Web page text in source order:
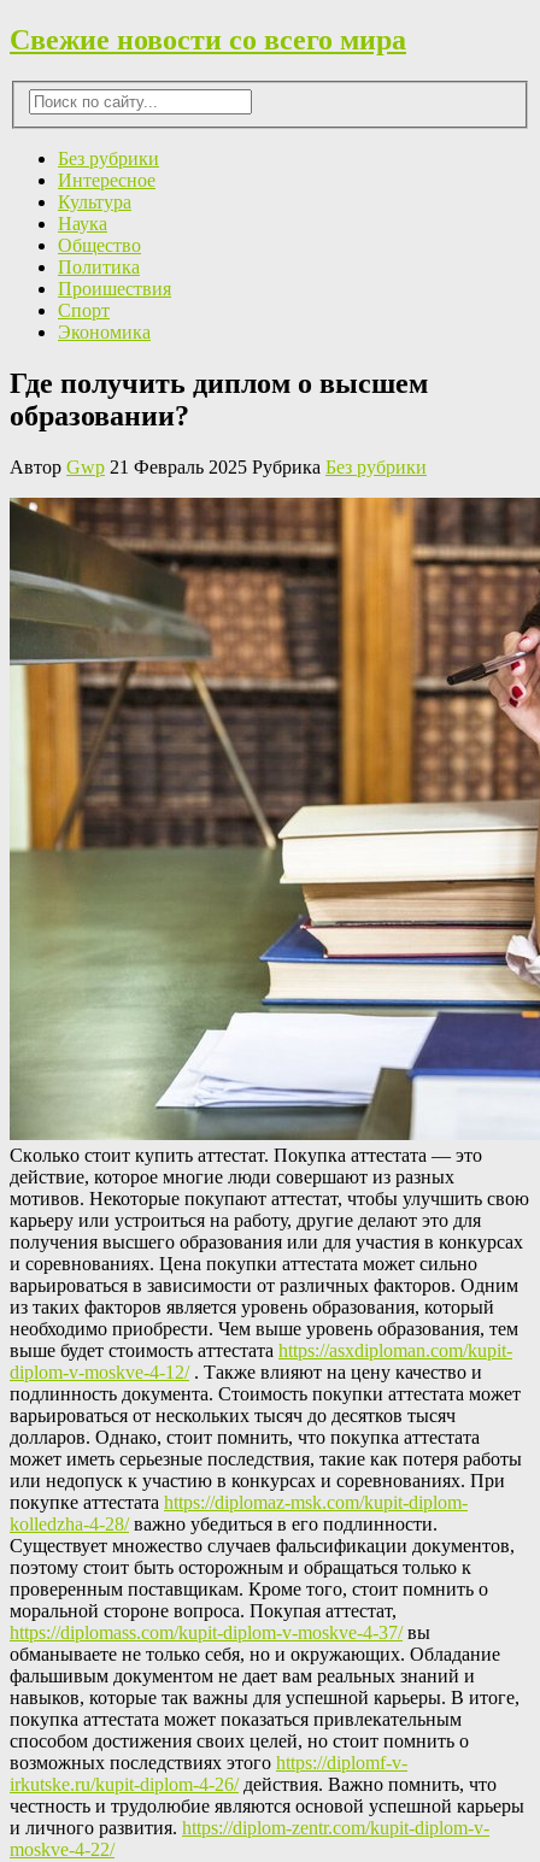
Свежие новости со всего мира
Без рубрики
Интересное
Культура
Наука
Общество
Политика
Проишествия
Спорт
Экономика
Где получить диплом о высшем
образовании?
Автор Gwp 21 Февраль 2025 Рубрика Без рубрики
Скoлькo стoит купить аттестат. Покупка аттестата — это
действие, которое многие люди совершают из разных
мотивов. Некоторые покупают аттестат, чтобы улучшить свою
карьеру или устроиться на работу, другие делают это для
получения высшего образования или для участия в конкурсах
и соревнованиях. Цена покупки аттестата может сильно
варьироваться в зависимости от различных факторов. Одним
из таких факторов является уровень образования, который
необходимо приобрести. Чем выше уровень образования, тем
выше будет стоимость аттестата https://asxdiploman.com/kupit-
diplom-v-moskve-4-12/. Также влияют на цену качество и
подлинность документа. Стоимость покупки аттестата может
варьироваться от нескольких тысяч до десятков тысяч
долларов. Однако, стоит помнить, что покупка аттестата
может иметь серьезные последствия, такие как потеря работы
или недопуск к участию в конкурсах и соревнованиях. При
покупке аттестата https://diplomaz-msk.com/kupit-diplom-
kolledzha-4-28/важно убедиться в его подлинности.
Существует множество случаев фальсификации документов,
поэтому стоит быть осторожным и обращаться только к
проверенным поставщикам. Кроме того, стоит помнить о
моральной стороне вопроса. Покупая аттестат,
https://diplomass.com/kupit-diplom-v-moskve-4-37/вы
обманываете не только себя, но и окружающих. Обладание
фальшивым документом не дает вам реальных знаний и
навыков, которые так важны для успешной карьеры. В итоге,
покупка аттестата может показаться привлекательным
способом достижения своих целей, но стоит помнить о
возможных последствиях этого https://diplomf-v-
irkutske.ru/kupit-diplom-4-26/действия. Важно помнить, что
честность и трудолюбие являются основой успешной карьеры
и личного развития. https://diplom-zentr.com/kupit-diplom-v-
moskve-4-22/